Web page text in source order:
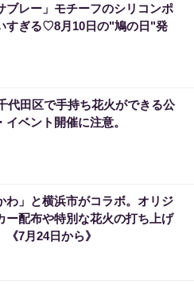
ブレー」モチーフのシリコンポ
すぎる♡8月10日の"鳩の日"発
代田区で手持ち花火ができる公
イベント開催に注意。
わ」と横浜市がコラボ。オリジ
ー配布や特別な花火の打ち上げ
7月24日から》